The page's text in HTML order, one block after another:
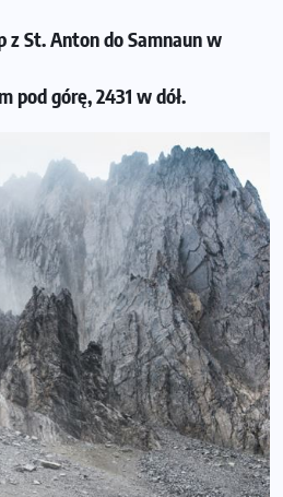
z St. Anton do Samnaun w
pod górę, 2431 w dół.